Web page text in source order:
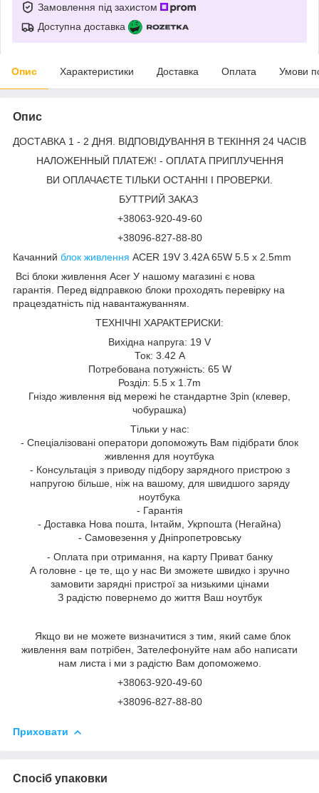
Замовлення під захистом
Доступна доставка
Опис Характеристики Доставка Оплата Умови
Опис
ДОСТАВКА 1 - 2 ДНЯ. ВІДПОВІДУВАННЯ В ТЕКІННЯ 24 ЧАСІВ
НАЛОЖЕННЫЙ ПЛАТЕЖ! - ОПЛАТА ПРИПЛУЧЕННЯ
ВИ ОПЛАЧАЄТЕ ТІЛЬКИ ОСТАННІ І ПРОВЕРКИ.
БУТТРИЙ ЗАКАЗ
+38063-920-49-60
+38096-827-88-80
Качанний блок живлення ACER 19V 3.42A 65W 5.5 х 2.5mm
Всі блоки живлення Acer У нашому магазині є нова
гарантія. Перед відправкою блоки проходять перевірку на
працездатність під навантажуванням.
ТЕХНІЧНІ ХАРАКТЕРИСКИ:
Вихідна напруга: 19 V
Ток: 3.42 A
Потребована потужність: 65 W
Розділ: 5.5 x 1.7m
Гніздо живлення від мережі he стандартне 3pin (клевер,
чобурашка)
Тільки у нас:
- Спеціалізовані оператори допоможуть Вам підібрати блок
живлення для ноутбука
- Консультація з приводу підбору зарядного пристрою з
напругою більше, ніж на вашому, для швидшого заряду
ноутбука
- Гарантія
- Доставка Нова пошта, Інтайм, Укрпошта (Негайна)
- Самовезення у Дніпропетровську
- Оплата при отримання, на карту Приват банку
А головне - це те, що у нас Ви зможете швидко і зручно
замовити зарядні пристрої за низькими цінами
З радістю повернемо до життя Ваш ноутбук
Якщо ви не можете визначитися з тим, який саме блок
живлення вам потрібен, Зателефонуйте нам або написати
нам листа і ми з радістю Вам допоможемо.
+38063-920-49-60
+38096-827-88-80
Приховати
Спосіб упаковки